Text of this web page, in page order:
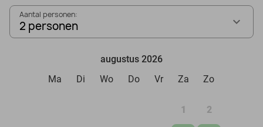
Aantal personen:
2 personen
augustus 2026
Ma
Di Wo Do Vr Za Zo
1 2